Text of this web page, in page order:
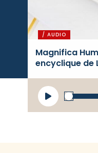
/ AUDIO
Magnifica
encyclique de
Lecteur
audio